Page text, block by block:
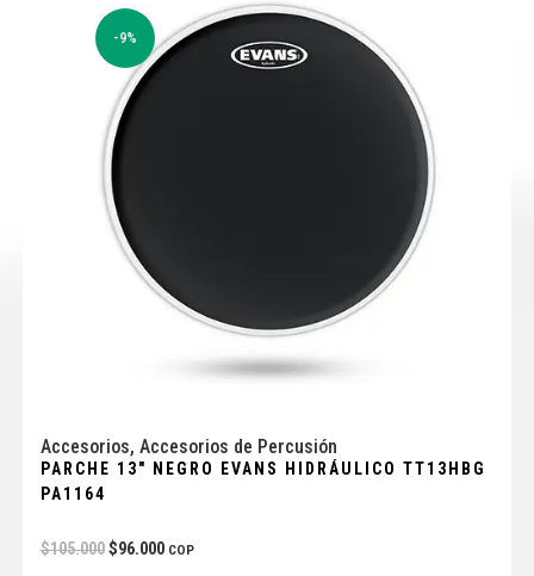
-9%
Accesorios, Accesorios de Percusión
PARCHE 13″ NEGRO EVANS HIDRÁULICO TT13HBG
PA1164
$105.000 $96.000 COP